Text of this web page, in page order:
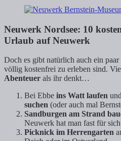
Neuwerk Nordsee: 10
Urlaub auf Neuwerk
Doch es gibt natürlich auch ein
völlig kostenfrei zu erleben sind.
Abenteuer als ihr denkt…
Bei Ebbe ins Watt laufen und
suchen (oder auch mal
Sandburgen am Strand
Neuwerk hat man fast für
Picknick im Herrengarten